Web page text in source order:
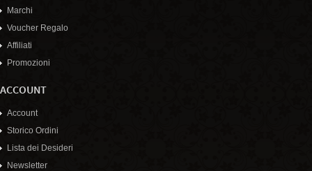
Marchi
Voucher Regalo
Affiliati
Promozioni
ACCOUNT
Account
Storico Ordini
Lista dei Desideri
Newsletter